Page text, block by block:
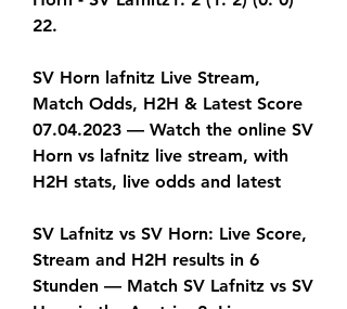
22.
SV Horn lafnitz Live Stream,
Match Odds, H2H & Latest Score
07.04.2023 — Watch the online SV
Horn vs lafnitz live stream, with
H2H stats, live odds and latest
SV Lafnitz vs SV Horn: Live Score,
Stream and H2H results in 6
Stunden — Match SV Lafnitz vs SV